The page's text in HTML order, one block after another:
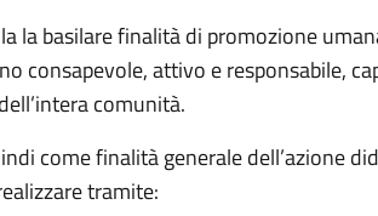
la basilare finalità di promozione
consapevole, attivo e responsabile,
comunità.
come finalità generale dell’azione
tramite: